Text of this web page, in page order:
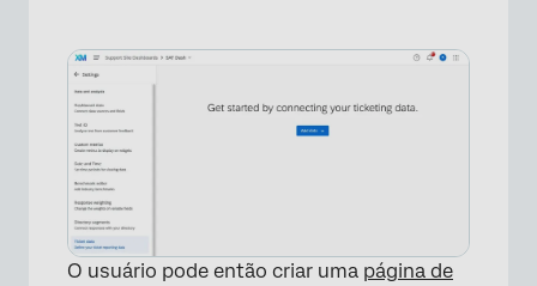
O usuário pode então criar uma página de